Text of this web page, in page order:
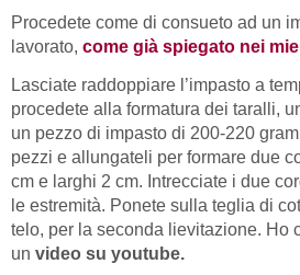
Procedete come di consueto ad un
lavorato, come già spiegato nei
Lasciate raddoppiare l’impasto a
procedete alla formatura dei taralli,
un pezzo di impasto di 200-220
pezzi e allungateli per formare due
cm e larghi 2 cm. Intrecciate i due
le estremità. Ponete sulla teglia di
telo, per la seconda lievitazione. Ho
un video su youtube.